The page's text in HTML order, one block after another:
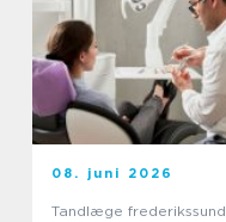
08. juni 2026
Tandlæge frederikssund